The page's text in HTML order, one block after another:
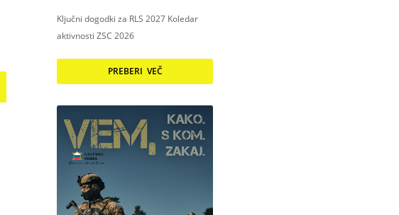
Ključni dogodki za RLS 2027 Koledar
aktivnosti ZSC 2026
PREBERI VEČ